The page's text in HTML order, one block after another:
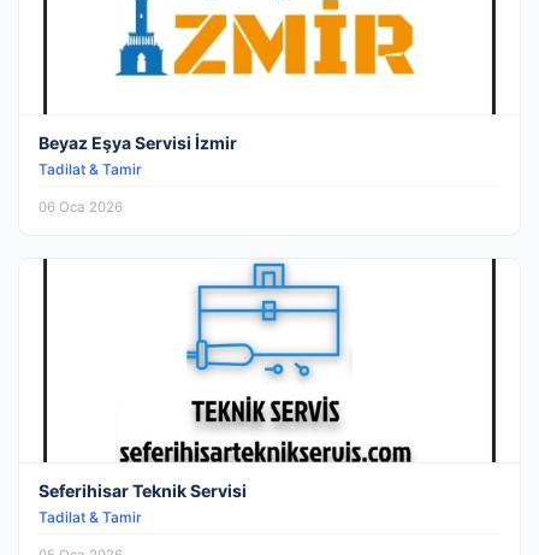
Beyaz Eşya Servisi İzmir
Tadilat & Tamir
06 Oca 2026
Seferihisar Teknik Servisi
Tadilat & Tamir